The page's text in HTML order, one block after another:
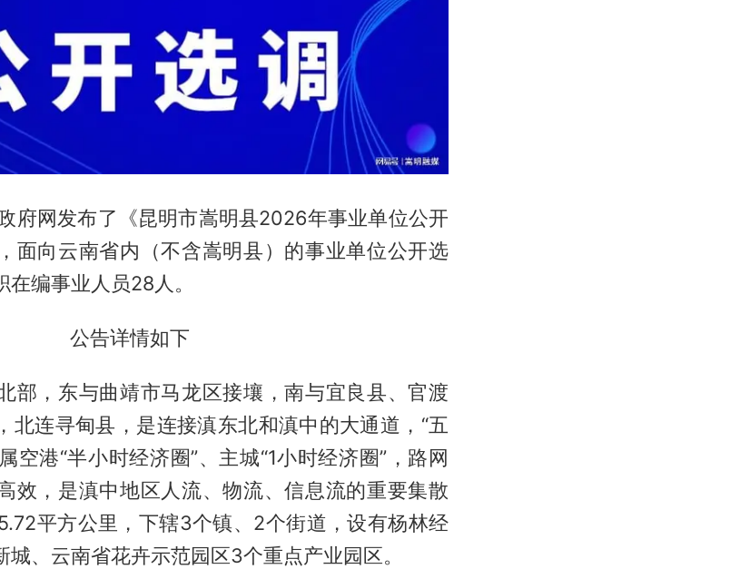
府网发布了《昆明市嵩明县2026年事业单位公开
面向云南省内（不含嵩明县）的事业单位公开选
编事业人员28人。
公告详情如下
部，东与曲靖市马龙区接壤，南与宜良县、官渡
北连寻甸县，是连接滇东北和滇中的大通道，“五
空港“半小时经济圈”、主城“1小时经济圈”，路网
效，是滇中地区人流、物流、信息流的重要集散
平方公里，下辖3个镇、2个街道，设有杨林经
、云南省花卉示范园区3个重点产业园区。